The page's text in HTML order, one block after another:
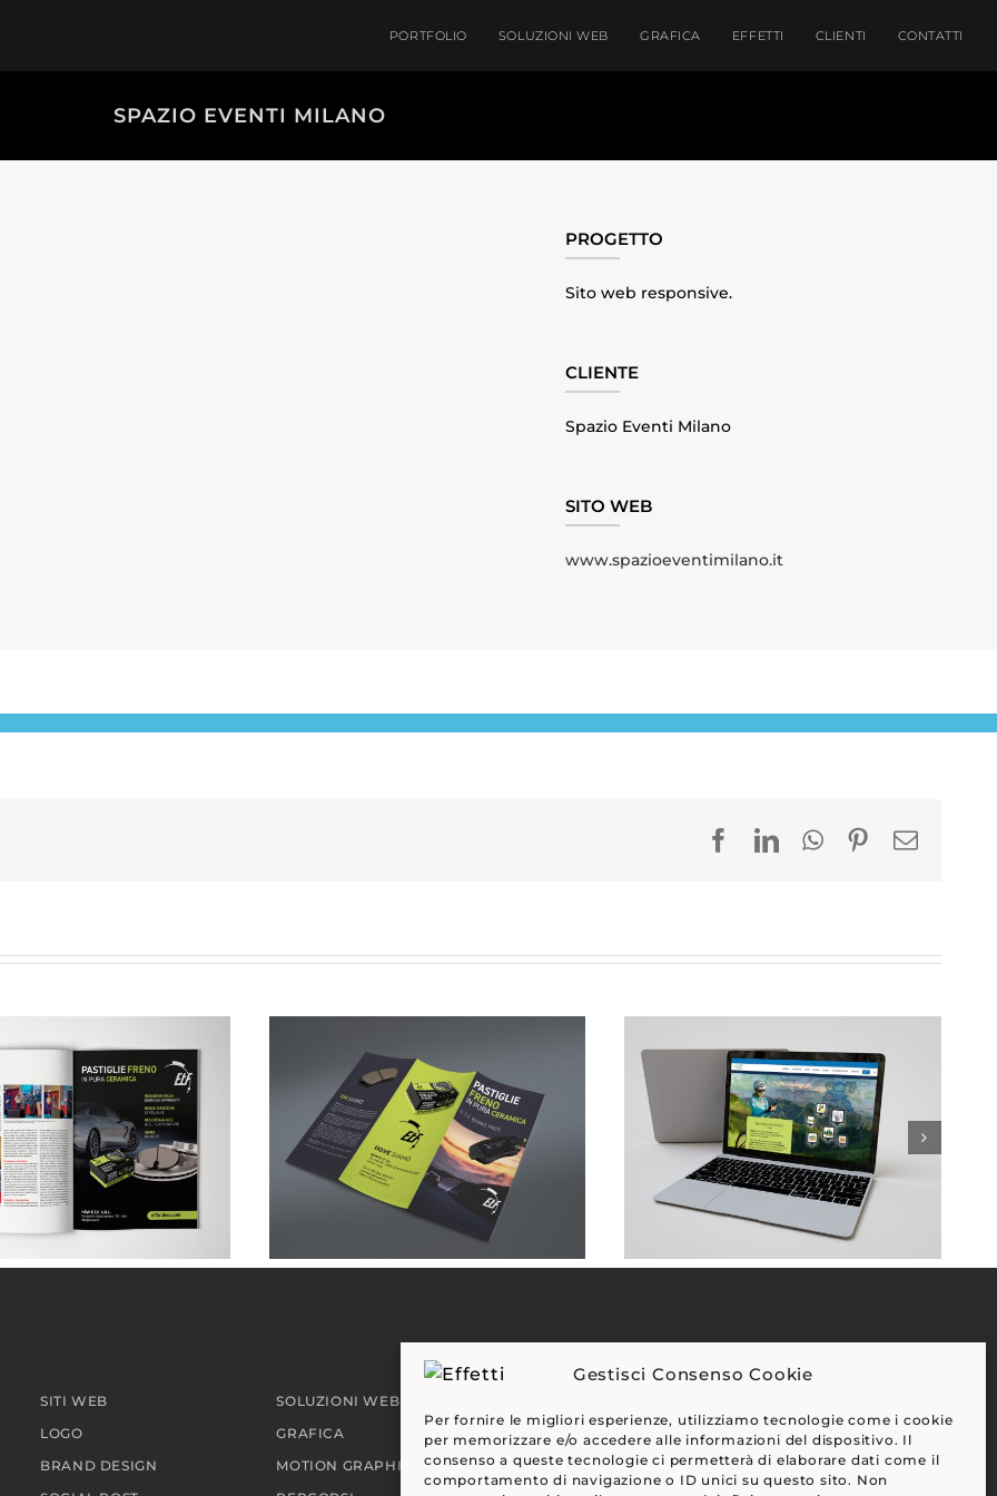
Gestisci Consenso Cookie
Per fornire le migliori esperienze, utilizziamo tecnologie come i cookie
per memorizzare e/o accedere alle informazioni del dispositivo. Il
consenso a queste tecnologie ci permetterà di elaborare dati come il
comportamento di navigazione o ID unici su questo sito. Non
PORTFOLIO SOLUZIONI WEB GRAFICA EFFETTI CLIENTI CONTATTI
SPAZIO EVENTI MILANO
PROGETTO
Sito web responsive.
CLIENTE
Spazio Eventi Milano
SITO WEB
www.spazioeventimilano.it
Facebook
LinkedInWhatsApp
Pinterest
SITI WEB
LOGO
BRAND DESIGN
SOLUZIONI WEB
GRAFICA
MOTION GRAPHIC
CLIENTI
BLOG